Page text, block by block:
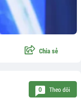
Chia sẻ
0 Theo dõi